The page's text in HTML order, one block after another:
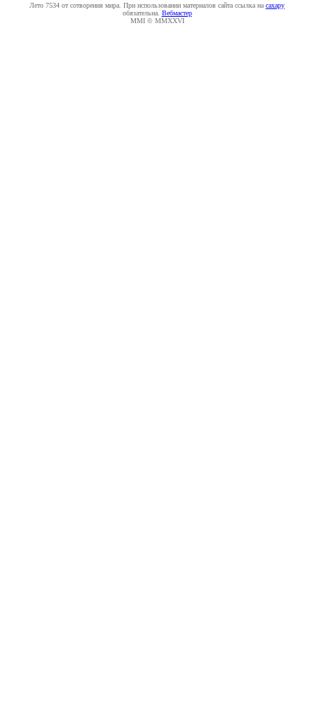
Лето 7534 от сотворения мира. При использовании материалов сайта ссылка на caxapу
обязательна. Вебмастер
MMI © MMXXVI